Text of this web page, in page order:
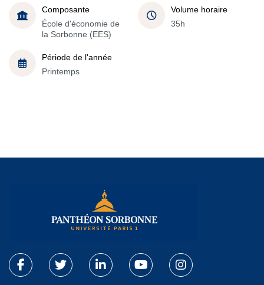
Composante
École d'économie de
la Sorbonne (EES)
Volume horaire
35h
Période de l'année
Printemps